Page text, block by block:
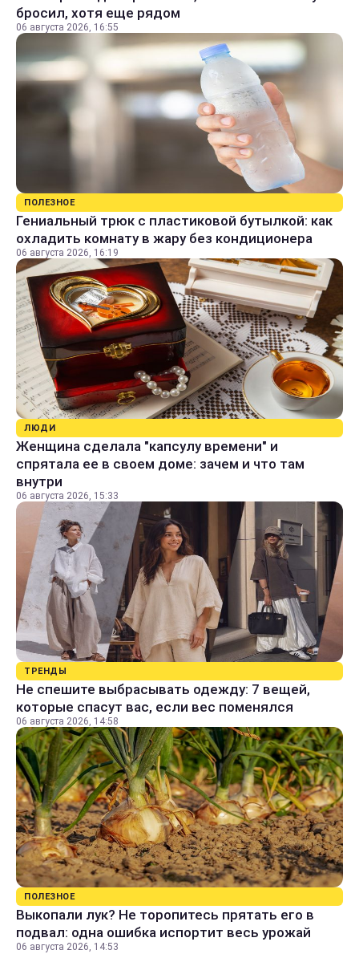
бросил, хотя еще рядом
06 августа 2026, 16:55
ПОЛЕЗНОЕ
Гениальный трюк с пластиковой бутылкой: как
охладить комнату в жару без кондиционера
06 августа 2026, 16:19
ЛЮДИ
Женщина сделала "капсулу времени" и
спрятала ее в своем доме: зачем и что там
внутри
06 августа 2026, 15:33
ТРЕНДЫ
Не спешите выбрасывать одежду: 7 вещей,
которые спасут вас, если вес поменялся
06 августа 2026, 14:58
ПОЛЕЗНОЕ
Выкопали лук? Не торопитесь прятать его в
подвал: одна ошибка испортит весь урожай
06 августа 2026, 14:53